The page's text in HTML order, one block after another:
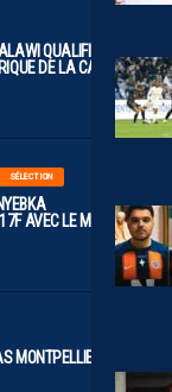
QUALIFIÉES
DE LA CAN
SÉLECTION
AVEC LE MAROC
MONTPELLIER…